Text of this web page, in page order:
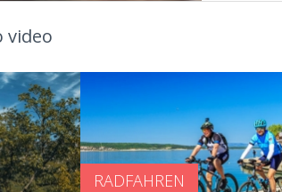
video
RADFAHREN